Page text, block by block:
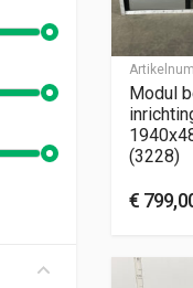
Modul
(3228)
€